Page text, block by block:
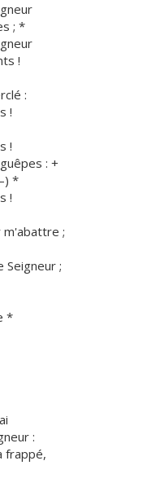
; *
!
:
!
!
: +
*
!
m'abattre ;
Seigneur ;
*
:
frappé,